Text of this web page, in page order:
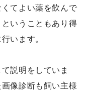
てよい薬を飲んで
いうこともあり得
います。
説明をしていま
像診断も飼い主様